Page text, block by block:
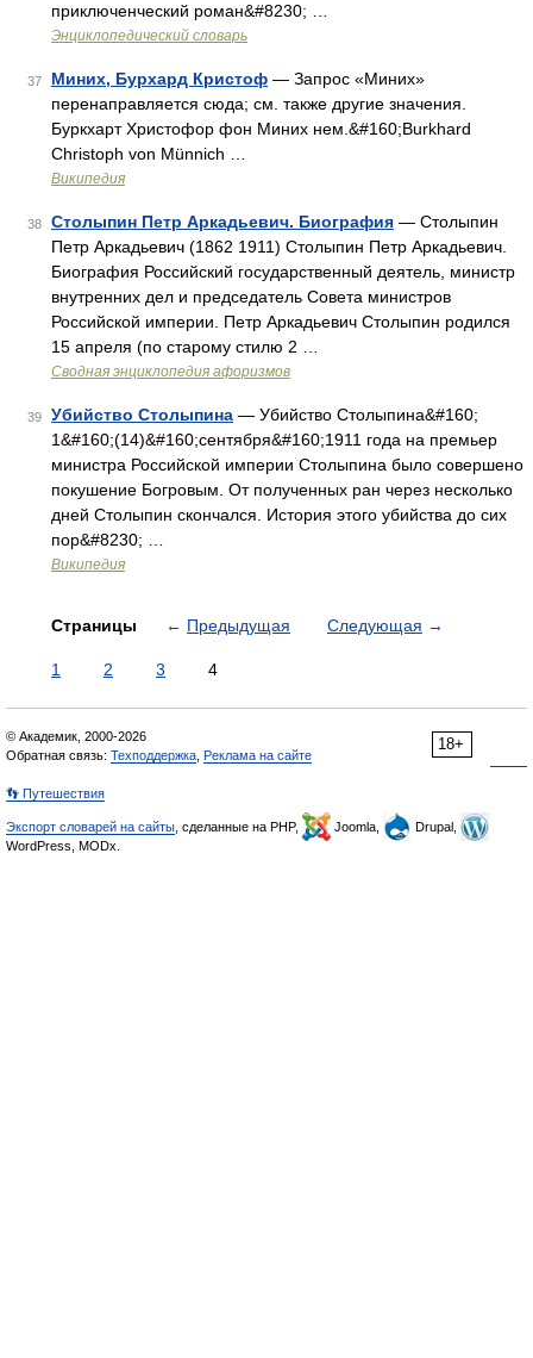
приключенческий роман&#8230; …
Энциклопедический словарь
37 Миних, Бурхард Кристоф — Запрос «Миних»
перенаправляется сюда; см. также другие значения.
Буркхарт Христофор фон Миних нем.&#160;Burkhard
Christoph von Münnich …
Википедия
38 Столыпин Петр Аркадьевич. Биография — Столыпин
Петр Аркадьевич (1862 1911) Столыпин Петр Аркадьевич.
Биография Российский государственный деятель, министр
внутренних дел и председатель Совета министров
Российской империи. Петр Аркадьевич Столыпин родился
15 апреля (по старому стилю 2 …
Сводная энциклопедия афоризмов
39 Убийство Столыпина — Убийство Столыпина&#160;
1&#160;(14)&#160;сентября&#160;1911 года на премьер
министра Российской империи Столыпина было совершено
покушение Богровым. От полученных ран через несколько
дней Столыпин скончался. История этого убийства до сих
пор&#8230; …
Википедия
Страницы ← Предыдущая Следующая →
1 2 3 4
18+
© Академик, 2000-2026
Обратная связь: Техподдержка Реклама на сайте
👣 Путешествия
Экспорт словарей на сайты , сделанные на PHP, Joomla,
Drupal,
WordPress, MODx.